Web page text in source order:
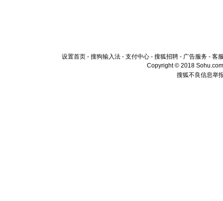
设置首页 - 搜狗输入法 - 支付中心 - 搜狐招聘 - 广告服务 - 客
Copyright © 2018
搜狐不良信息举